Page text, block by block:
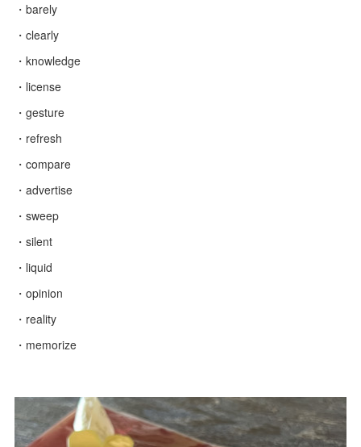
・barely
・clearly
・knowledge
・license
・gesture
・refresh
・compare
・advertise
・sweep
・silent
・liquid
・opinion
・reality
・memorize